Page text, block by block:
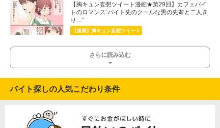
【胸キュン妄想ツイート漫画★第29回】カフェバイ
トのロマンス“バイト先のクールな男の先輩と二人き
り…”
【漫画】胸キュン妄想ツイート
さらに読み込む
バイト探しの人気こだわり条件